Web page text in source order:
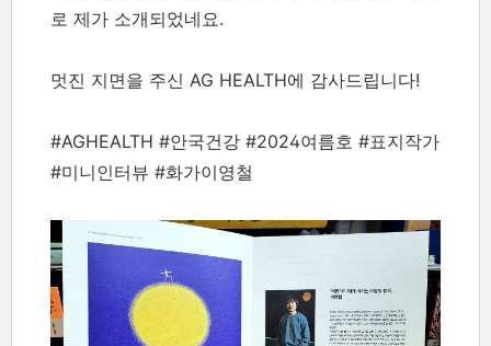
로 제가 소개되었네요.
멋진 지면을 주신 AG HEALTH에 감사드립니다!
#AGHEALTH #안국건강 #2024여름호 #표지작가
#미니인터뷰 #화가이영철